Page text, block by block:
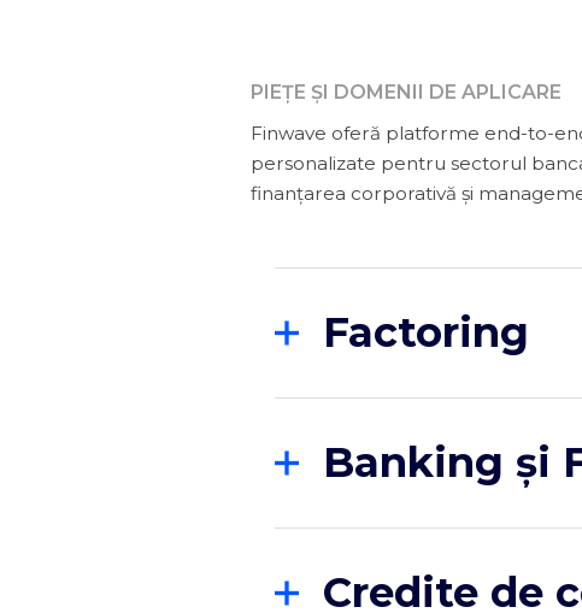
PIEȚE ȘI DOMENII DE APLICARE
Finwave oferă platforme end-to-
personalizate pentru sectorul
finanțarea corporativă și
Factoring
eventual însoțit de servicii
Banking și
Credite de